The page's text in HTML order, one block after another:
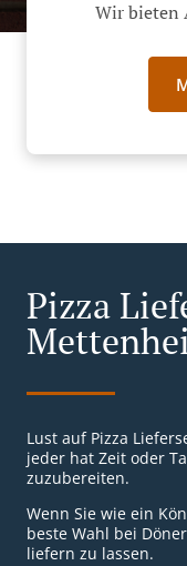
Wir bieten
Pizza
Lust auf Pizza
jeder hat Zeit oder
zuzubereiten.
Wenn Sie wie ein
beste Wahl bei
liefern zu lassen.